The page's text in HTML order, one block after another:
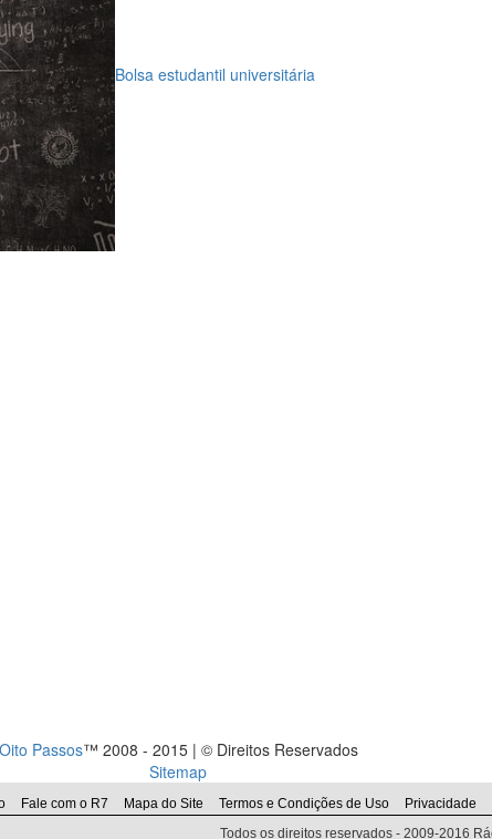
Bolsa estudantil universitária
Oito Passos™ 2008 - 2015 | © Direitos Reservados
Sitemap
Fale com o R7 Mapa do Site Termos e Condições de Uso Privacidade
Todos os direitos reservados - 2009-2016